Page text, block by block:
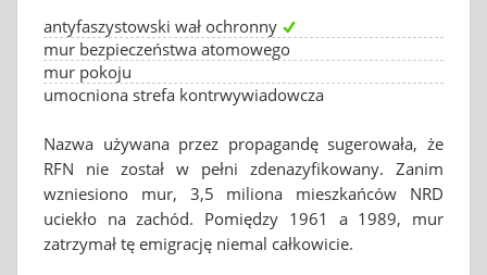
antyfaszystowski wał ochronny
mur bezpieczeństwa atomowego
mur pokoju
umocniona strefa kontrwywiadowcza
Nazwa używana przez propagandę sugerowała, że
RFN nie został w pełni zdenazyfikowany. Zanim
wzniesiono mur, 3,5 miliona mieszkańców NRD
uciekło na zachód. Pomiędzy 1961 a 1989, mur
zatrzymał tę emigrację niemal całkowicie.